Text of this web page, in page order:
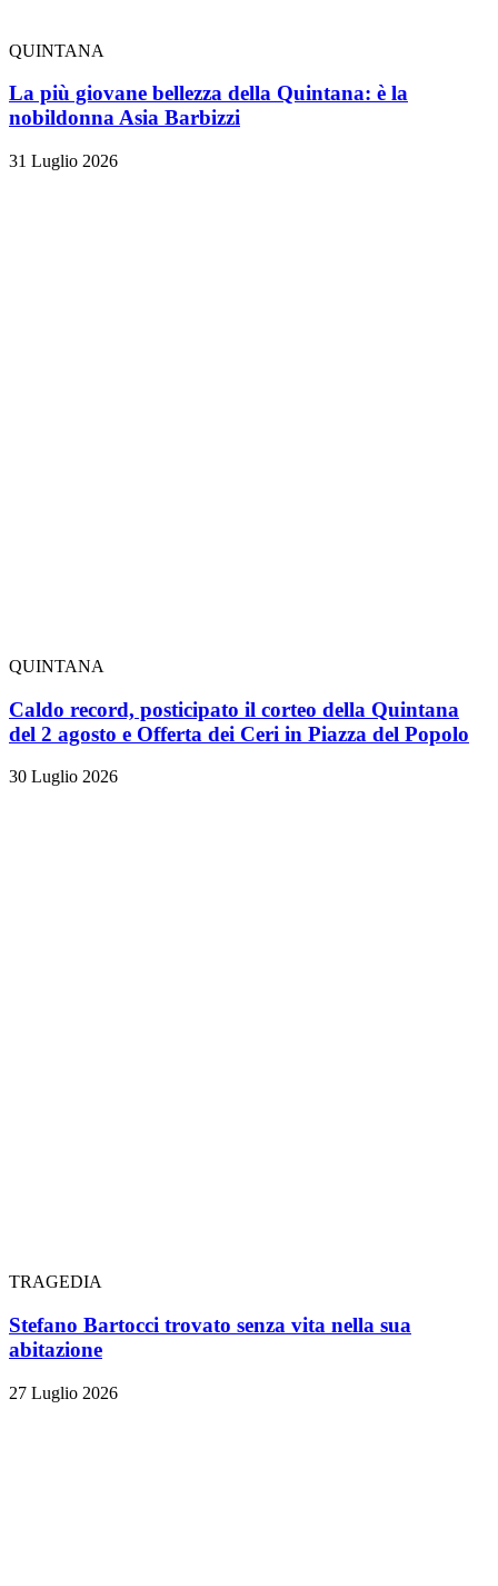
QUINTANA
La più giovane bellezza della Quintana: è la
nobildonna Asia Barbizzi
31 Luglio 2026
QUINTANA
Caldo record, posticipato il corteo della Quintana
del 2 agosto e Offerta dei Ceri in Piazza del Popolo
30 Luglio 2026
TRAGEDIA
Stefano Bartocci trovato senza vita nella sua
abitazione
27 Luglio 2026